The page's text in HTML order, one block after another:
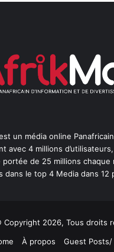
un média online
avec 4 millions
de 25 millions chaque
dans le top 4 Media dans 12
Copyright 2026, Tous droits
À propos Guest